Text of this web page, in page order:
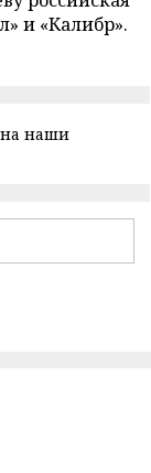
и «Калибр».
наши